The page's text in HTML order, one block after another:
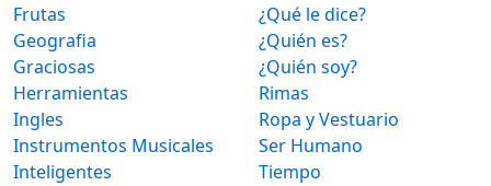
Frutas
Geografia
Graciosas
Herramientas
Ingles
Instrumentos Musicales
Inteligentes
¿Qué le dice?
¿Quién es?
¿Quién soy?
Rimas
Ropa y Vestuario
Ser Humano
Tiempo